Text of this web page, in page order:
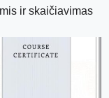
ir skaičiavimas